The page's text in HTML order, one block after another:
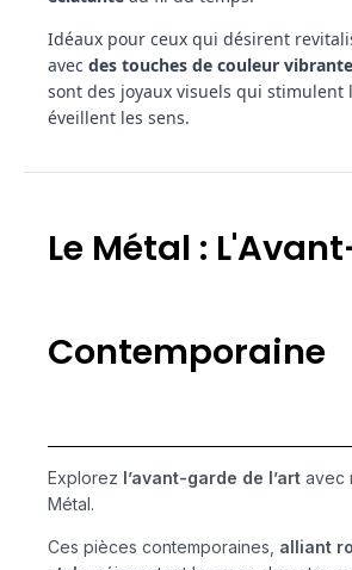
Idéaux pour ceux qui désirent
avec des touches de couleur
sont des joyaux visuels qui stimulent
éveillent les sens.
Le Métal :
Contemporaine
Explorez l’avant-garde de l’art avec
Métal.
Ces pièces contemporaines, alliant